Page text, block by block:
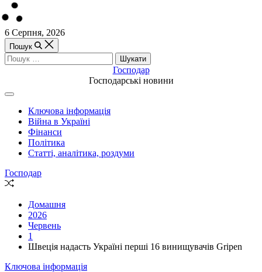
Перейти
до
вмісту
6 Серпня, 2026
Пошук
Пошук:
Господар
Господарські новини
Off
Canvas
(поза
полотном)
Ключова інформація
Війна в Україні
Фінанси
Політика
Статті, аналітика, роздуми
Господар
Випадкова
Домашня
2026
Червень
1
Швеція надасть Україні перші 16 винищувачів Gripen
Категорії
Ключова інформація